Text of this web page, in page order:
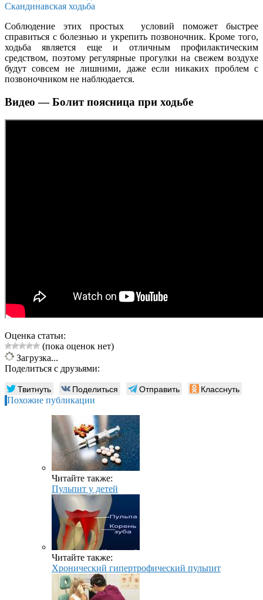
Скандинавская ходьба
Соблюдение этих простых условий поможет быстрее
справиться с болезнью и укрепить позвоночник. Кроме того,
ходьба является еще и отличным профилактическим
средством, поэтому регулярные прогулки на свежем воздухе
будут совсем не лишними, даже если никаких проблем с
позвоночником не наблюдается.
Видео — Болит поясница при ходьбе
Оценка статьи:
(пока оценок нет)
Загрузка...
Поделиться с друзьями:
Твитнуть Поделиться Отправить Класснуть
Похожие публикации
Читайте также:
Пульпит у детей
Читайте также:
Хронический гипертрофический пульпит